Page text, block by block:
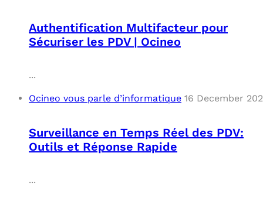
Authentification Multifacteur pour
Sécuriser les PDV | Ocineo
...
Ocineo vous parle d’informatique 16 December
Surveillance en Temps Réel des PDV:
Outils et Réponse Rapide
...